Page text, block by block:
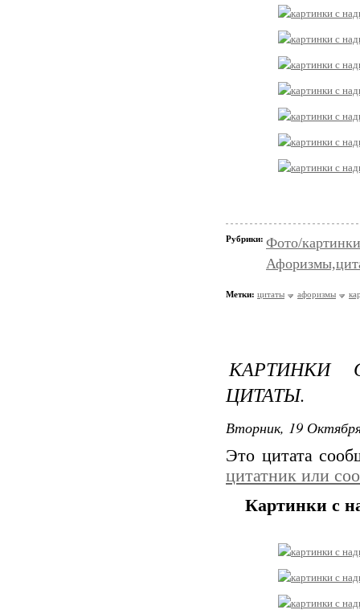
Рубрики: Фото/картинки
Метки: цитаты афоризмы
КАРТИНКИ
ЦИТАТЫ.
Вторник, 19
Это цитата
цитатник или
Картинки с